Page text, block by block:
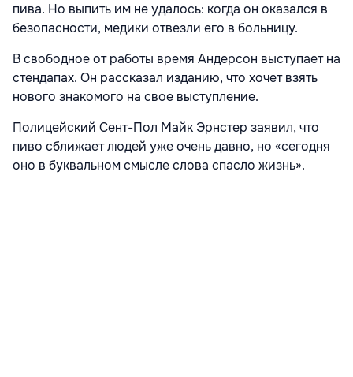
пива. Но выпить им не удалось: когда он оказался в
безопасности, медики отвезли его в больницу.
В свободное от работы время Андерсон выступает на
стендапах. Он рассказал изданию, что хочет взять
нового знакомого на свое выступление.
Полицейский Сент-Пол Майк Эрнстер заявил, что
пиво сближает людей уже очень давно, но «сегодня
оно в буквальном смысле слова спасло жизнь».